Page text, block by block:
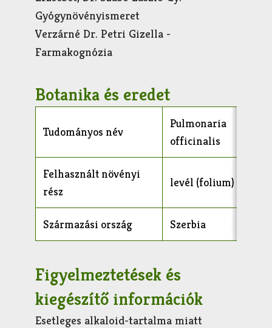
Gyógynövényismeret
Verzárné Dr. Petri Gizella -
Farmakognózia
Botanika és eredet
Tudományos név
Pulmonaria
officinalis
Felhasznált növényi
rész
levél (folium)
Származási ország Szerbia
Figyelmeztetések és
kiegészítő információk
Esetleges alkaloid-tartalma miatt